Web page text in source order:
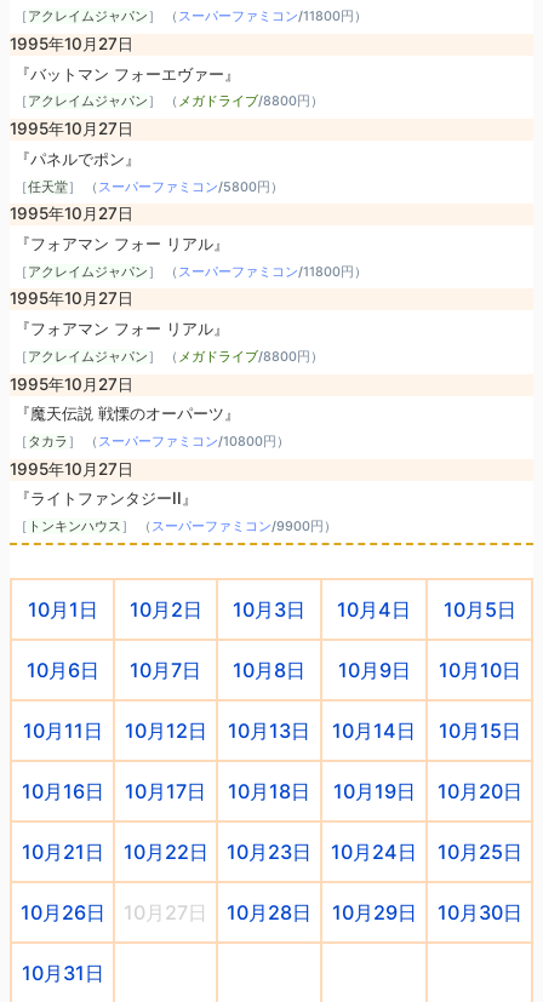
［アクレイムジャパン］ （ スーパーファミコン/11800円 ）
1995年10月27日
『バットマン フォーエヴァー』
［アクレイムジャパン］ （ メガドライブ/8800円 ）
1995年10月27日
『パネルでポン』
［任天堂］ （ スーパーファミコン/5800円 ）
1995年10月27日
『フォアマン フォー リアル』
［アクレイムジャパン］ （ スーパーファミコン/11800円 ）
1995年10月27日
『フォアマン フォー リアル』
［アクレイムジャパン］ （ メガドライブ/8800円 ）
1995年10月27日
『魔天伝説 戦慄のオーパーツ』
［タカラ ］ （ スーパーファミコン/10800円 ）
1995年10月27日
『ライトファンタジーII』
［ トンキンハウス］ （ スーパーファミコン/9900円 ）
10月1日 10月2日 10月3日 10月4日 10月5日
10月6日 10月7日 10月8日 10月9日 10月10日
10月11日 10月12日 10月13日 10月14日 10月15日
10月16日 10月17日 10月18日 10月19日 10月20日
10月21日 10月22日 10月23日 10月24日 10月25日
10月26日 10月27日 10月28日 10月29日 10月30日
10月31日